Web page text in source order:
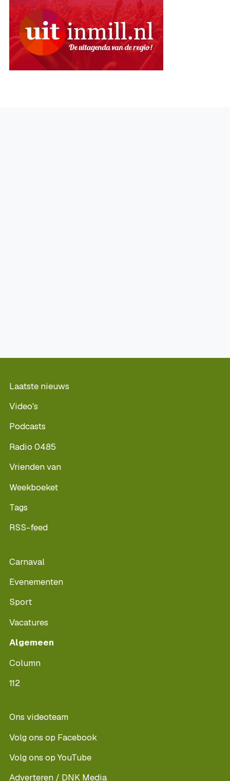
Laatste nieuws
Video's
Podcasts
Radio 0485
Vrienden van
Weekboeket
Tags
RSS-feed
Carnaval
Evenementen
Sport
Vacatures
Algemeen
Column
112
Ons videoteam
Volg ons op Facebook
Volg ons op YouTube
Adverteren / DNK Media